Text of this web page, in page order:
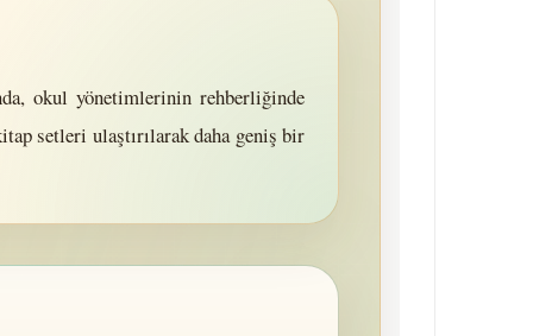
okul yönetimlerinin rehberliğinde
setleri ulaştırılarak daha geniş bir